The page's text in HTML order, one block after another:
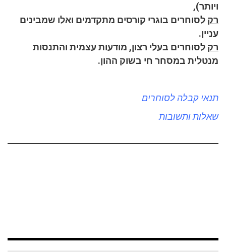
ויותר),
רק לסוחרים בוגרי קורסים מתקדמים ואלו שמבינים
עניין.
רק לסוחרים בעלי רצון, מודעות עצמית והתנסות
מנטלית במסחר חי בשוק ההון.
תנאי קבלה לסוחרים
שאלות ותשובות